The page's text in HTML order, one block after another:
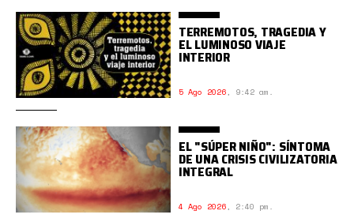
TERREMOTOS, TRAGEDIA Y
EL LUMINOSO VIAJE
INTERIOR
5 Ago 2026, 9:42 am.
EL "SÚPER NIÑO": SÍNTOMA
DE UNA CRISIS CIVILIZATORIA
INTEGRAL
4 Ago 2026, 2:40 pm.